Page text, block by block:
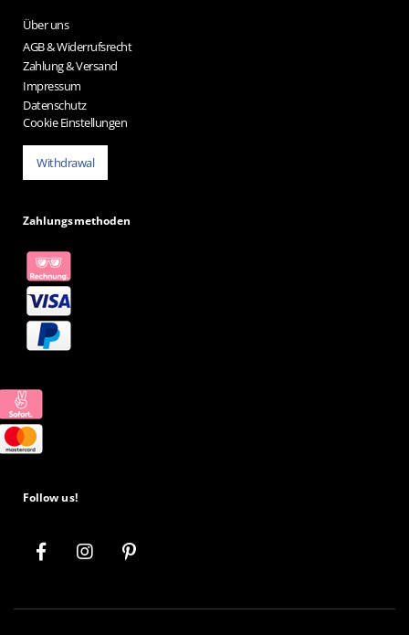
Über uns
AGB & Widerrufsrecht
Zahlung & Versand
Impressum
Datenschutz
Cookie Einstellungen
Withdrawal
Zahlungsmethoden
Follow us!